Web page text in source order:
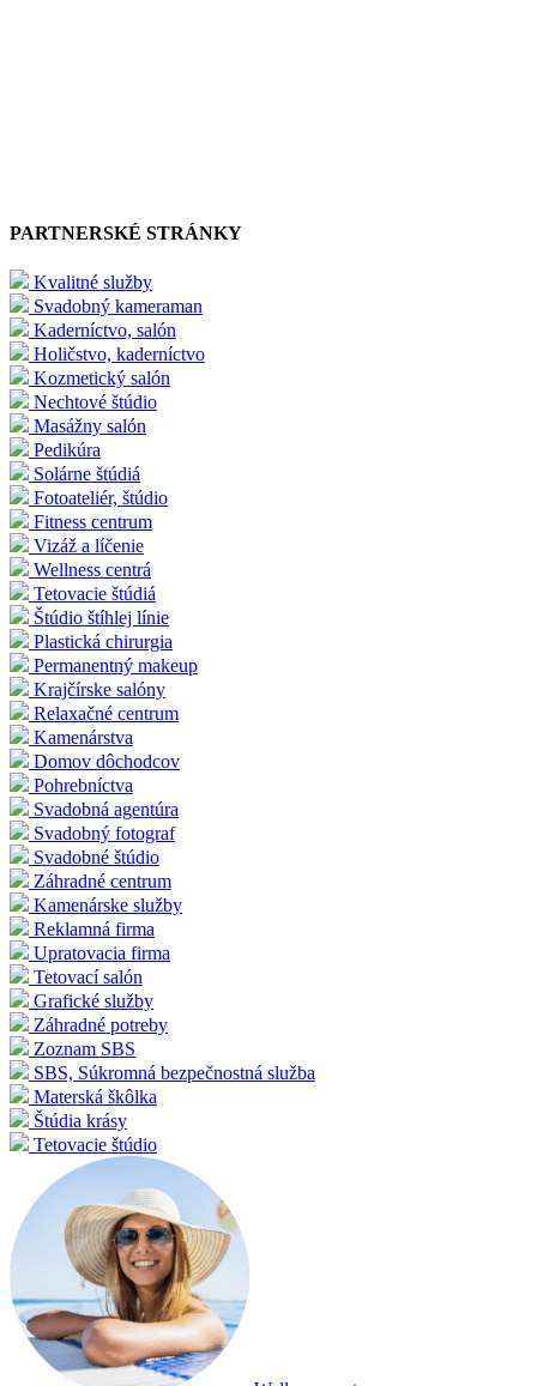
PARTNERSKÉ STRÁNKY
Kvalitné služby
Svadobný kameraman
Kaderníctvo, salón
Holičstvo, kaderníctvo
Kozmetický salón
Nechtové štúdio
Masážny salón
Pedikúra
Solárne štúdiá
Fotoateliér, štúdio
Fitness centrum
Vizáž a líčenie
Wellness centrá
Tetovacie štúdiá
Štúdio štíhlej línie
Plastická chirurgia
Permanentný makeup
Krajčírske salóny
Relaxačné centrum
Kamenárstva
Domov dôchodcov
Pohrebníctva
Svadobná agentúra
Svadobný fotograf
Svadobné štúdio
Záhradné centrum
Kamenárske služby
Reklamná firma
Upratovacia firma
Tetovací salón
Grafické služby
Záhradné potreby
Zoznam SBS
SBS, Súkromná bezpečnostná služba
Materská škôlka
Štúdia krásy
Tetovacie štúdio